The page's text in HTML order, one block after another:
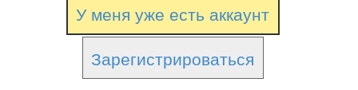
У меня уже есть аккаунт
Зарегистрироваться